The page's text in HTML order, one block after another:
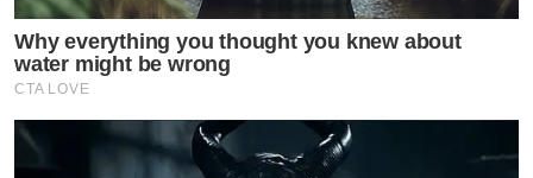
Why everything you thought you knew about
water might be wrong
CTA LOVE